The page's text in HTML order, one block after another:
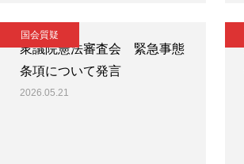
国会質疑
衆議院憲法審査会 緊急事態
条項について発言
2026.05.21